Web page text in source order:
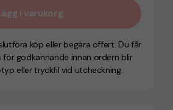
i varukorg
köp eller begära offert. Du får
för godkännande innan ordern blir
eller tryckfil vid utcheckning.